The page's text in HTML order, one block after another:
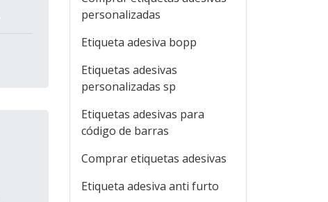
personalizadas
Etiqueta adesiva bopp
Etiquetas adesivas
personalizadas sp
Etiquetas adesivas para
código de barras
Comprar etiquetas adesivas
Etiqueta adesiva anti furto